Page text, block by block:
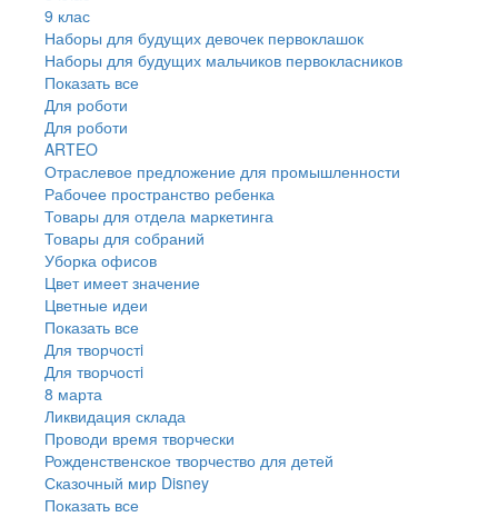
9 клас
Наборы для будущих девочек первоклашок
Наборы для будущих мальчиков первокласников
Показать все
Для роботи
Для роботи
ARTEO
Отраслевое предложение для промышленности
Рабочее пространство ребенка
Товары для отдела маркетинга
Товары для собраний
Уборка офисов
Цвет имеет значение
Цветные идеи
Показать все
Для творчостi
Для творчостi
8 марта
Ликвидация склада
Проводи время творчески
Рожденственское творчество для детей
Сказочный мир Disney
Показать все